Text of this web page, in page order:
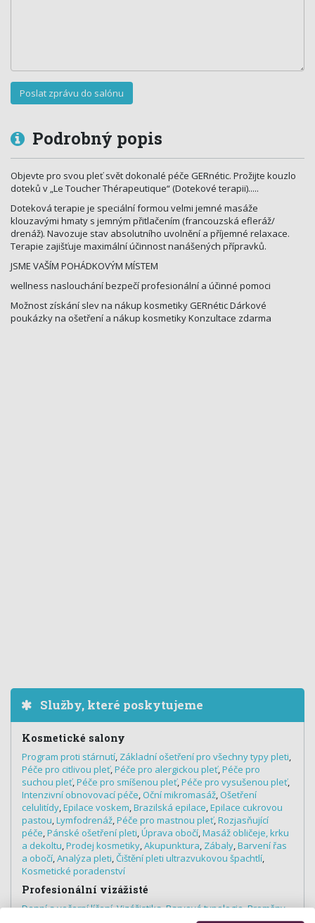
Podrobný popis
Objevte pro svou pleť svět dokonalé péče GERnétic. Prožijte kouzlo
doteků v „Le Toucher Thérapeutique“ (Dotekové terapii).....
Doteková terapie je speciální formou velmi jemné masáže
klouzavými hmaty s jemným přitlačením (francouzská efleráž/
drenáž). Navozuje stav absolutního uvolnění a příjemné relaxace.
Terapie zajišťuje maximální účinnost nanášených přípravků.
JSME VAŠÍM POHÁDKOVÝM MÍSTEM
wellness naslouchání bezpečí profesionální a účinné pomoci
Možnost získání slev na nákup kosmetiky GERnétic Dárkové
poukázky na ošetření a nákup kosmetiky Konzultace zdarma
Služby, které poskytujeme
Kosmetické salony
Program proti stárnutí, Základní ošetření pro všechny typy pleti,
Péče pro citlivou pleť,Péče pro alergickou pleť,Péče pro
suchou pleť,Péče pro smíšenou pleť,Péče pro vysušenou pleť,
Intenzivní obnovovací péče, Oční mikromasáž, Ošetření
celulitídy,Epilace voskem,Brazilská epilace,Epilace cukrovou
pastou,Lymfodrenáž,Péče pro mastnou pleť,Rozjasňující
péče,Pánské ošetření pleti,Úprava obočí,Masáž obličeje, krku
a dekoltu,Prodej kosmetiky,Akupunktura, Zábaly,Barvení řas
a obočí,Analýza pleti,Čištění pleti ultrazvukovou špachtlí,
Kosmetické poradenství
Profesionální vizážisté
Denní a večerní líčení,Vizážistika,Barvová typologie,Proměny